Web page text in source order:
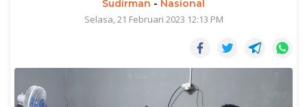
Sudirman - Nasional
Selasa, 21 Februari 2023 12:13 PM